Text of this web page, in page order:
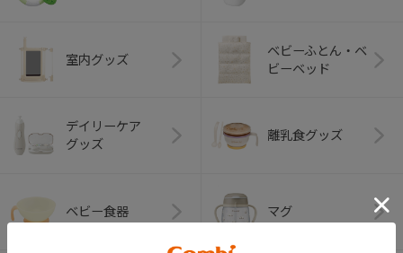
室内グッズ
ベビーふとん・ベ
ビーベッド
デイリーケア
グッズ
離乳食グッズ
ベビー食器 マグ